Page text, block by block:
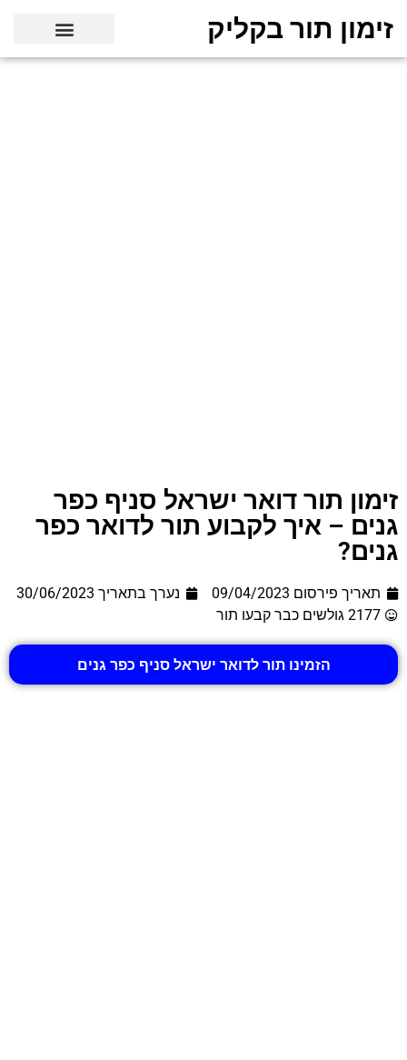
זימון תור בקליק
זימון תור דואר ישראל סניף כפר
גנים – איך לקבוע תור לדואר כפר
גנים?
תאריך פירסום 09/04/2023 נערך בתאריך 30/06/2023
2177 גולשים כבר קבעו תור
הזמינו תור לדואר ישראל סניף כפר גנים